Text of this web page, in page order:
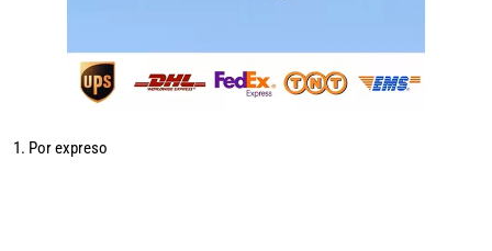
1. Por expreso